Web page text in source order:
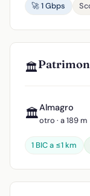
🚀 1 Gbps
🏛️
🏛️Almagro
otro · a 189 m
1 BIC a ≤1 km